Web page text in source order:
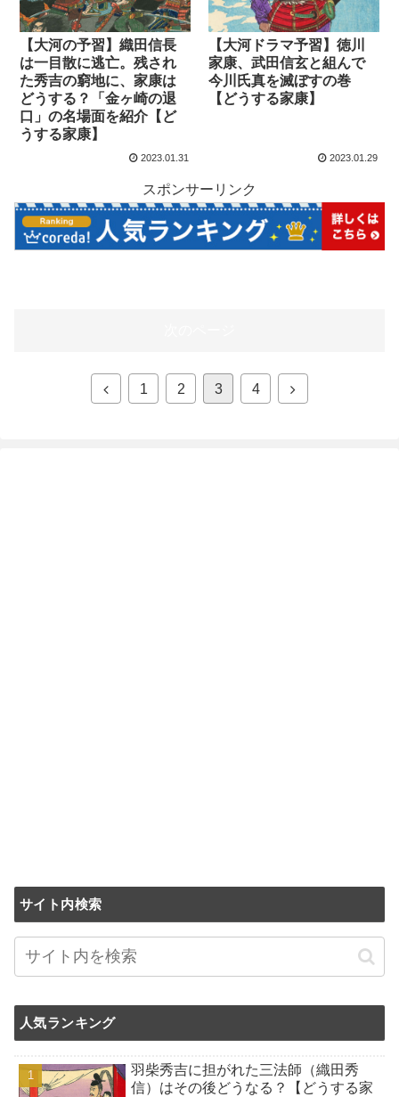
【大河の予習】織田信長
は一目散に逃亡。残され
た秀吉の窮地に、家康は
どうする？「金ヶ崎の退
口」の名場面を紹介【ど
うする家康】
2023.01.31
【大河ドラマ予習】徳川
家康、武田信玄と組んで
今川氏真を滅ぼすの巻
【どうする家康】
2023.01.29
スポンサーリンク
1 2 3 4
サイト内検索
人気ランキング
羽柴秀吉に担がれた三法師（織田秀
信）はその後どうなる？【どうする家